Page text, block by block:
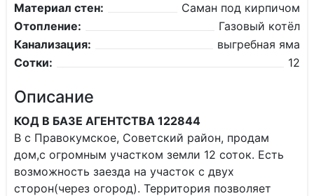
Материал стен:
Саман под кирпичом
Отопление:
Газовый котёл
Канализация:
выгребная яма
Сотки:
12
Описание
КОД В БАЗЕ АГЕНТСТВА 122844
В с Правокумское, Советский район, продам
дом,с огромным участком земли 12 соток. Есть
возможность заезда на участок с двух
сторон(через огород). Территория позволяет